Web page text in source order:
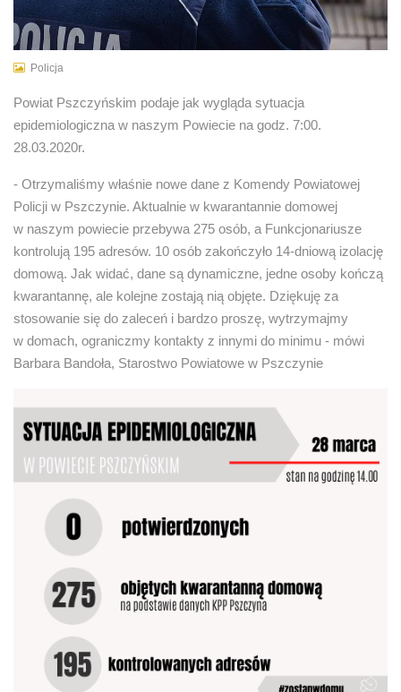
Policja
Powiat Pszczyńskim podaje jak wygląda sytuacja
epidemiologiczna w naszym Powiecie na godz. 7:00.
28.03.2020r.
- Otrzymaliśmy właśnie nowe dane z Komendy Powiatowej
Policji w Pszczynie. Aktualnie w kwarantannie domowej
w naszym powiecie przebywa 275 osób, a Funkcjonariusze
kontrolują 195 adresów. 10 osób zakończyło 14-dniową izolację
domową. Jak widać, dane są dynamiczne, jedne osoby kończą
kwarantannę, ale kolejne zostają nią objęte. Dziękuję za
stosowanie się do zaleceń i bardzo proszę, wytrzymajmy
w domach, ograniczmy kontakty z innymi do minimu - mówi
Barbara Bandoła, Starostwo Powiatowe w Pszczynie